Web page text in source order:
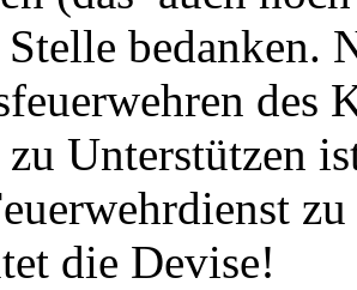
Stelle bedanken.
des
zu Unterstützen
die Devise!